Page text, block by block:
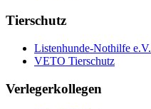
Tierschutz
Listenhunde-Nothilfe e.V.
VETO Tierschutz
Verlegerkollegen